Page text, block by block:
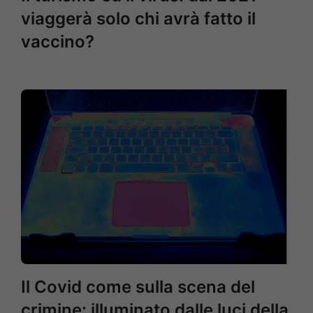
viaggerà solo chi avrà fatto il
vaccino?
Il Covid come sulla scena del